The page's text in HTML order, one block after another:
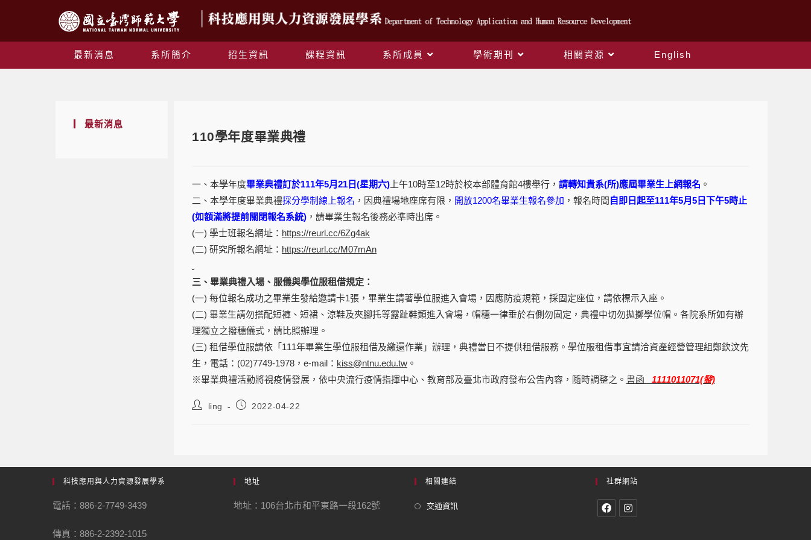
最新消息 系所簡介 招生資訊 課程資訊 系所成員 學術期刊 相關資源 English
最新消息
110學年度畢業典禮
一、本學年度畢業典禮訂於111年5月21日(星期六) 上午10時至12時於校本部體育館4樓舉行， 請轉知貴系(所)應屆畢業生上網報名 。
二、本學年度畢業典禮採分學制線上報名 ，因典禮場地座席有限， 開放1200名畢業生報名參加 ，報名時間 自即日起至111年5月5日下午5時止
(如額滿將提前關閉報名系統) ，請畢業生報名後務必準時出席。
(一) 學士班報名網址： https://reurl.cc/6Zg4ak
(二) 研究所報名網址： https://reurl.cc/M07mAn
三、畢業典禮入場、服儀與學位服租借規定：
(一) 每位報名成功之畢業生發給邀請卡1張，畢業生請著學位服進入會場，因應防疫規範，採固定座位，請依標示入座。
(二) 畢業生請勿搭配短褲、短裙、涼鞋及夾腳托等露趾鞋類進入會場，帽穗一律垂於右側勿固定，典禮中切勿拋擲學位帽。各院系所如有辦
理獨立之撥穗儀式，請比照辦理。
(三) 租借學位服請依「111年畢業生學位服租借及繳還作業」辦理，典禮當日不提供租借服務。學位服租借事宜請洽資產經營管理組鄭欽汶先
生，電話：(02)7749-1978，e-mail： kiss@ntnu.edu.tw 。
※畢業典禮活動將視疫情發展，依中央流行疫情指揮中心、教育部及臺北市政府發布公告內容，隨時調整之。 書函 1111011071(發)
ling 2022-04-22
科技應用與人力資源發展學系
電話：886-2-7749-3439
傳真：886-2-2392-1015
地址
地址：106台北市和平東路一段162號
相關連結
交通資訊
社群網站